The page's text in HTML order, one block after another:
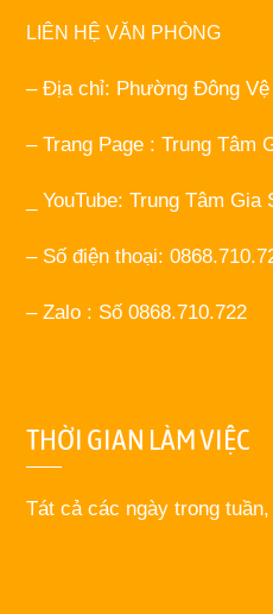
LIÊN HỆ VĂN PHÒNG
– Địa chỉ: Phường Đông Vệ
– Trang Page : Trung Tâm
_ YouTube: Trung Tâm
– Số điện thoại:
– Zalo : Số 0868.710.722
THỜI GIAN LÀM VIỆC
Tát cả các ngày trong